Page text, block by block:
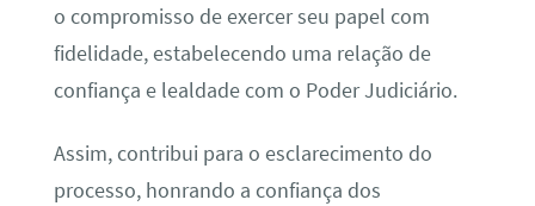
o compromisso de exercer seu papel com
fidelidade, estabelecendo uma relação de
confiança e lealdade com o Poder Judiciário.
Assim, contribui para o esclarecimento do
processo, honrando a confiança dos